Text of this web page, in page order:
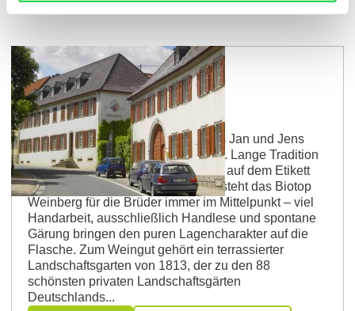
Weingut J.G. Orb
Seit 2019 betreiben die orbbrothers Jan und Jens
das Weingut J.G. Orb in Westhofen. Lange Tradition
und klare Kante, dass spiegelt sich auf dem Etikett
und in den Weinen wieder. Dabei steht das Biotop
Weinberg für die Brüder immer im Mittelpunkt – viel
Handarbeit, ausschließlich Handlese und spontane
Gärung bringen den puren Lagencharakter auf die
Flasche. Zum Weingut gehört ein terrassierter
Landschaftsgarten von 1813, der zu den 88
schönsten privaten Landschaftsgärten
Deutschlands...